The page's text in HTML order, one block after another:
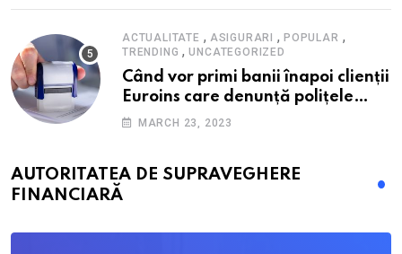
nici 40 de lei pe lună
ACTUALITATE , ASIGURARI ,POPULAR ,
TRENDING ,UNCATEGORIZED
Când vor primi banii înapoi clienții
Euroins care denunță polițele
RCA? Toți pașii și toate termenele
MARCH 23, 2023
AUTORITATEA DE SUPRAVEGHERE
FINANCIARĂ